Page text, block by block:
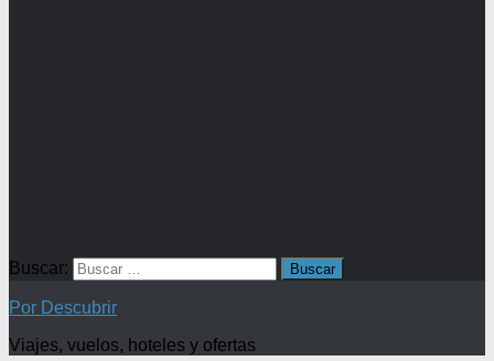
Buscar:
Por Descubrir
Viajes, vuelos, hoteles y ofertas